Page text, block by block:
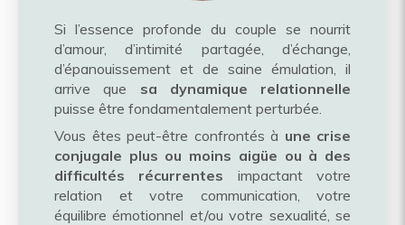
Si l’essence profonde du couple se nourrit
d’amour, d’intimité partagée, d’échange,
d’épanouissement et de saine émulation, il
arrive que sa dynamique relationnelle
puisse être fondamentalement perturbée.
Vous êtes peut-être confrontés à une crise
conjugale plus ou moins aigüe ou à des
difficultés récurrentes impactant votre
relation et votre communication, votre
équilibre émotionnel et/ou votre sexualité, se